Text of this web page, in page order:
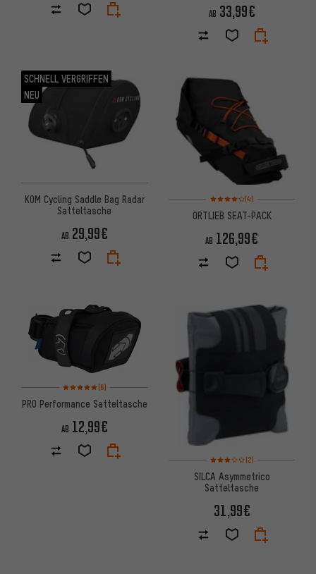
AB 33,99€
SCHNELL VERGRIFFEN
NEU
KOM Cycling Saddle Bag Radar
Satteltasche
AB 29,99€
Bewertungen: 4 von 5
(4)
ORTLIEB SEAT-PACK
AB 126,99€
Bewertungen: 5 von 5 basierend auf 6 Bewertungen
(6)
PRO Performance Satteltasche
AB 12,99€
Bewertungen: 3 von 5
(2)
SILCA Asymmetrico
Satteltasche
31,99€